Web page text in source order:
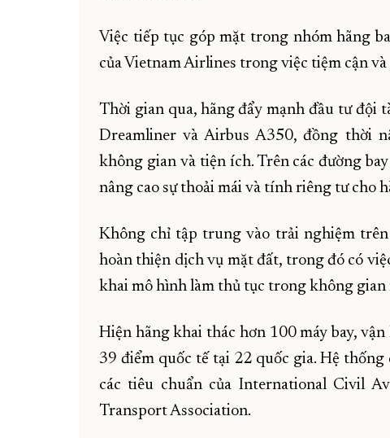
Việc tiếp tục góp mặt trong nhóm hãng
của Vietnam Airlines trong việc tiệm cận
Thời gian qua, hãng đẩy mạnh đầu tư đội
Dreamliner và Airbus A350, đồng thời
không gian và tiện ích. Trên các đường
nâng cao sự thoải mái và tính riêng tư cho
Không chỉ tập trung vào trải nghiệm
hoàn thiện dịch vụ mặt đất, trong đó có
khai mô hình làm thủ tục trong không gian
Hiện hãng khai thác hơn 100 máy bay,
39 điểm quốc tế tại 22 quốc gia. Hệ
các tiêu chuẩn của International Civil
Transport Association.